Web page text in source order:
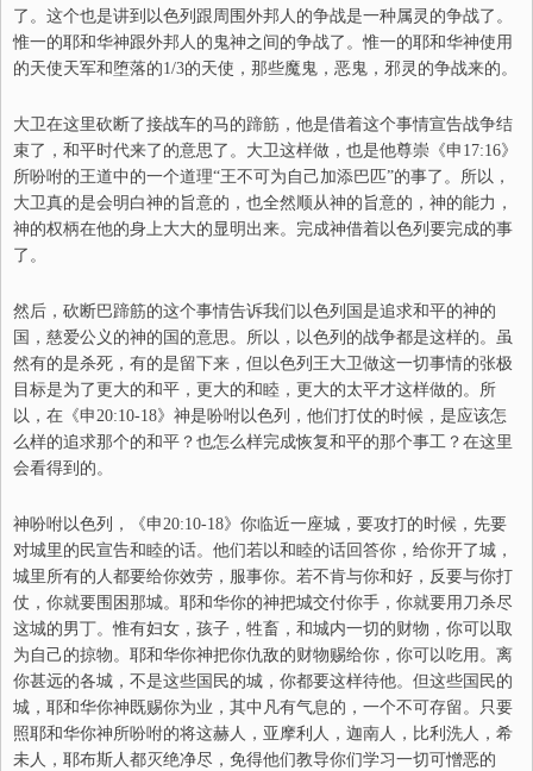
了。这个也是讲到以色列跟周围外邦人的争战是一种属灵的争战了。
惟一的耶和华神跟外邦人的鬼神之间的争战了。惟一的耶和华神使用
的天使天军和堕落的1/3的天使，那些魔鬼，恶鬼，邪灵的争战来的。
大卫在这里砍断了接战车的马的蹄筋，他是借着这个事情宣告战争结
束了，和平时代来了的意思了。大卫这样做，也是他尊崇《申17:16》
所吩咐的王道中的一个道理“王不可为自己加添巴匹”的事了。所以，
大卫真的是会明白神的旨意的，也全然顺从神的旨意的，神的能力，
神的权柄在他的身上大大的显明出来。完成神借着以色列要完成的事
了。
然后，砍断巴蹄筋的这个事情告诉我们以色列国是追求和平的神的
国，慈爱公义的神的国的意思。所以，以色列的战争都是这样的。虽
然有的是杀死，有的是留下来，但以色列王大卫做这一切事情的张极
目标是为了更大的和平，更大的和睦，更大的太平才这样做的。所
以，在《申20:10-18》神是吩咐以色列，他们打仗的时候，是应该怎
么样的追求那个的和平？也怎么样完成恢复和平的那个事工？在这里
会看得到的。
神吩咐以色列， 《申20:10-18》 你临近一座城，要攻打的时候，先要
对城里的民宣告和睦的话。他们若以和睦的话回答你，给你开了城，
城里所有的人都要给你效劳，服事你。若不肯与你和好，反要与你打
仗，你就要围困那城。耶和华你的神把城交付你手，你就要用刀杀尽
这城的男丁。惟有妇女，孩子，牲畜，和城内一切的财物，你可以取
为自己的掠物。耶和华你神把你仇敌的财物赐给你，你可以吃用。离
你甚远的各城，不是这些国民的城，你都要这样待他。但这些国民的
城，耶和华你神既赐你为业，其中凡有气息的，一个不可存留。只要
照耶和华你神所吩咐的将这赫人，亚摩利人，迦南人，比利洗人，希
未人，耶布斯人都灭绝净尽，免得他们教导你们学习一切可憎恶的